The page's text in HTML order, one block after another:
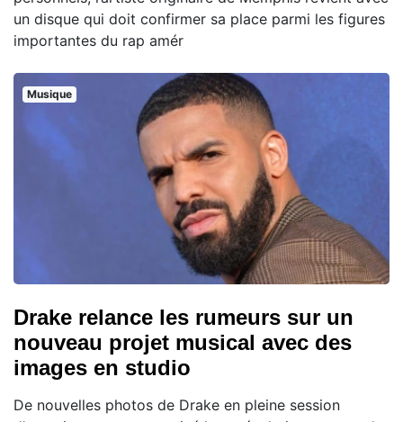
un disque qui doit confirmer sa place parmi les figures
importantes du rap amér
Musique
Drake relance les rumeurs sur un
nouveau projet musical avec des
images en studio
De nouvelles photos de Drake en pleine session